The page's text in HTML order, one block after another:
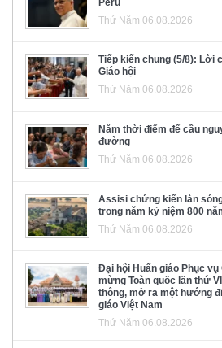
Thứ Năm 06.08.2026
Tiếp kiến chung (5/8): Lời
Giáo hội
Thứ Năm 06.08.2026
Năm thời điểm để cầu
đường
Thứ Năm 06.08.2026
Assisi chứng kiến làn
trong năm kỷ niệm 800
Thứ Năm 06.08.2026
Đại hội Huấn giáo Phục vụ
mừng Toàn quốc lần thứ
thông, mở ra một hướng
giáo Việt Nam
Thứ Năm 06.08.2026